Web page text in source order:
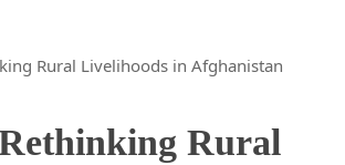
Rural Livelihoods in Afghanistan
Rural